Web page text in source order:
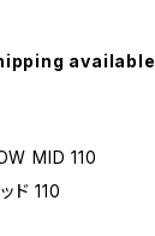
available
MID 110
ド 110